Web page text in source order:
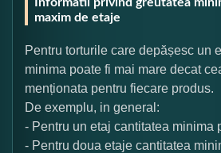
maxim de etaje
Pentru torturile care depășesc un
minima poate fi mai mare decat
menționata pentru fiecare produs.
De exemplu, in general:
- Pentru un etaj cantitatea minima
- Pentru doua etaje cantitatea